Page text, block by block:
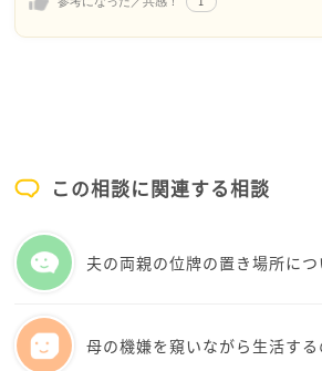
だけなんだろうなと思います。注目
段だと思うので、やめれないと思い
私の友人も、同じ事したら、イヤな
らと言ってました。悪口を言うとブ
しーしんさんも、同じところに行か
てしまう！と自分に言ってがんばっ
この相談に関連する相談
夫の両親の位牌の置き場所につ
母の機嫌を窺いながら生活す